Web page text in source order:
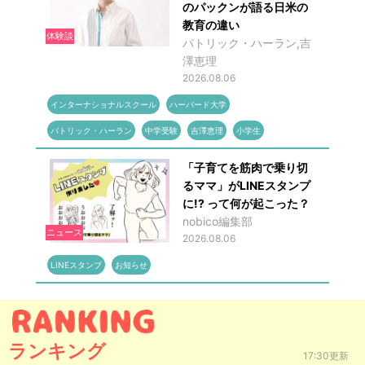
体験談
のパックンが語る日米の
教育の違い
パトリック・ハーラン,吉
澤恵理
2026.08.06
インターナショナルスクール ハーバード大学
パトリック・ハーラン 中学受験 吉澤恵理 小学生
ニュース
「子育てを筋肉で乗り切
るママ」がLINEスタンプ
に!? って何が起こった？
nobico編集部
2026.08.06
LINEスタンプ お知らせ
ランキング 17:30更新